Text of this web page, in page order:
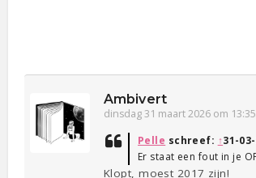
Ambivert
dinsdag 31 maart 2026 om 13:35
Pelle schreef: ↑31-
Er staat een fout in je
Klopt, moest 2017 zijn!